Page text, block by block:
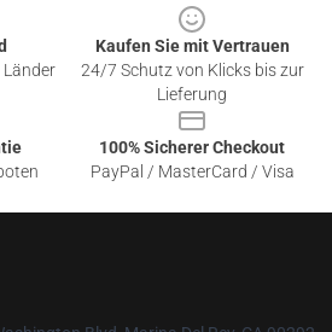
Länder
Kaufen Sie mit Vertrauen
24/7 Schutz von Klicks bis zur
Lieferung
100% Sicherer Checkout
PayPal / MasterCard / Visa